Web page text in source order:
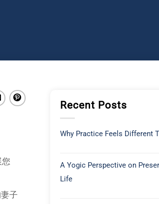
子
Recent Posts
Why Practice Feels Different
A Yogic Perspective on
Life